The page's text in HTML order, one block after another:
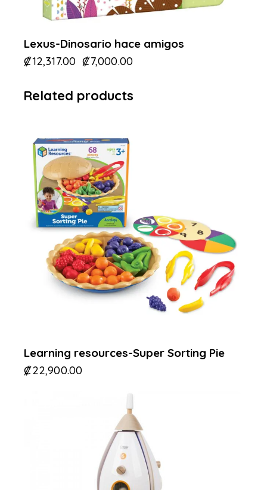
Lexus-Dinosario hace amigos
₡12,317.00 ₡7,000.00
Related products
Learning resources-Super Sorting Pie
₡22,900.00